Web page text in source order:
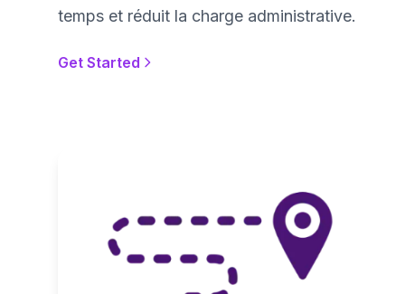
temps et réduit la charge administrative.
Get Started